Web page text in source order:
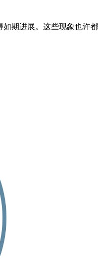
期进展。这些现象也许